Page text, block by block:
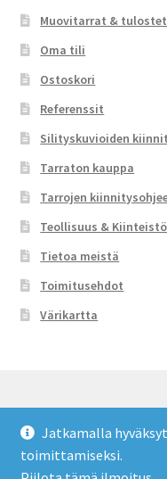
Jatkamalla
toimittamiseksi.
Muovitarrat &
Oma tili
Ostoskori
Referenssit
Silityskuvioiden
Tarraton kauppa
Tarrojen
Teollisuus & Kiinteistö
Tietoa meistä
Toimitusehdot
Värikartta
© Tarraton 2026
Toimitusehdot